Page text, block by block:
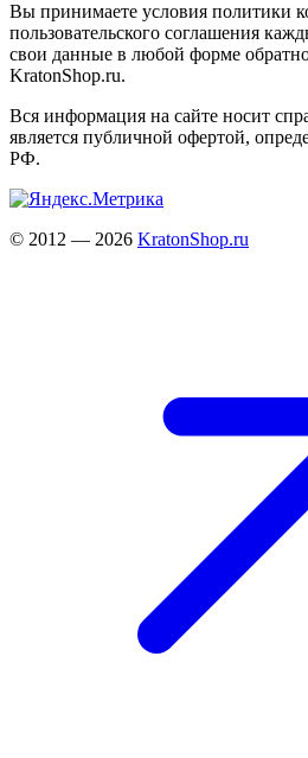
Вы принимаете условия политики
пользовательского соглашения
свои данные в любой форме
KratonShop.ru.
Вся информация на сайте носит
является публичной офертой,
РФ.
© 2012 — 2026 KratonShop.ru